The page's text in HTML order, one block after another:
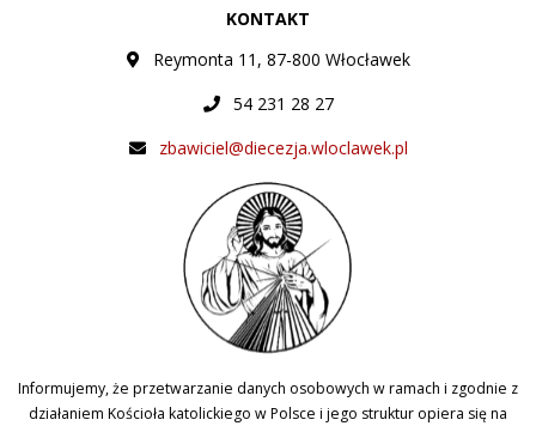
KONTAKT
Reymonta 11, 87-800 Włocławek
54 231 28 27
zbawiciel@diecezja.wloclawek.pl
Informujemy, że przetwarzanie danych osobowych w ramach i zgodnie z
działaniem Kościoła katolickiego w Polsce i jego struktur opiera się na